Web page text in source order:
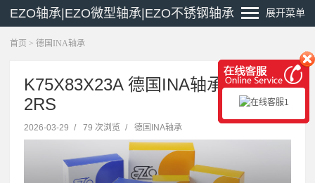
EZO轴承|EZO微型轴承|EZO不锈钢轴承 展开菜单
首页 > 德国INA轴承
K75X83X23A 德国INA轴承 3805-
2RS
2026-03-29 / 79 次浏览 / 德国INA轴承